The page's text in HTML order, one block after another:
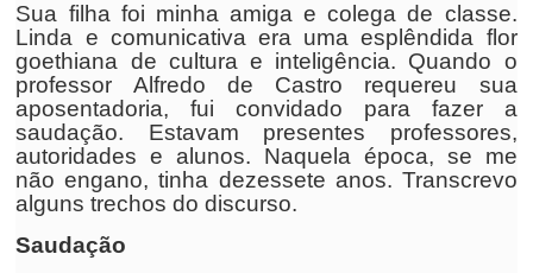
Sua filha foi minha amiga e colega de classe.
Linda e comunicativa era uma esplêndida flor
goethiana de cultura e inteligência. Quando o
professor Alfredo de Castro requereu sua
aposentadoria, fui convidado para fazer a
saudação. Estavam presentes professores,
autoridades e alunos. Naquela época, se me
não engano, tinha dezessete anos. Transcrevo
alguns trechos do discurso.
Saudação